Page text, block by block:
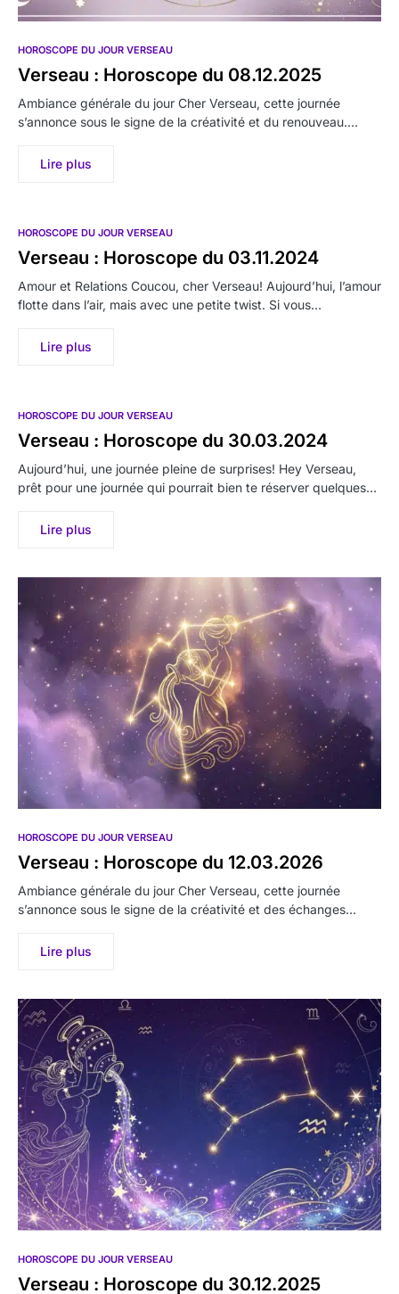
HOROSCOPE DU JOUR VERSEAU
Verseau : Horoscope du 08.12.2025
Ambiance générale du jour Cher Verseau, cette journée
s’annonce sous le signe de la créativité et du renouveau.…
Lire plus
HOROSCOPE DU JOUR VERSEAU
Verseau : Horoscope du 03.11.2024
Amour et Relations Coucou, cher Verseau! Aujourd’hui, l’amour
flotte dans l’air, mais avec une petite twist. Si vous…
Lire plus
HOROSCOPE DU JOUR VERSEAU
Verseau : Horoscope du 30.03.2024
Aujourd’hui, une journée pleine de surprises! Hey Verseau,
prêt pour une journée qui pourrait bien te réserver quelques…
Lire plus
HOROSCOPE DU JOUR VERSEAU
Verseau : Horoscope du 12.03.2026
Ambiance générale du jour Cher Verseau, cette journée
s’annonce sous le signe de la créativité et des échanges…
Lire plus
HOROSCOPE DU JOUR VERSEAU
Verseau : Horoscope du 30.12.2025